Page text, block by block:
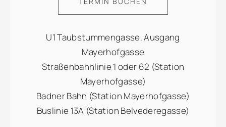
U1 Taubstummengasse, Ausgang
Mayerhofgasse
Straßenbahnlinie 1 oder 62 (Station
Mayerhofgasse)
Badner Bahn (Station Mayerhofgasse)
Buslinie 13A (Station Belvederegasse)